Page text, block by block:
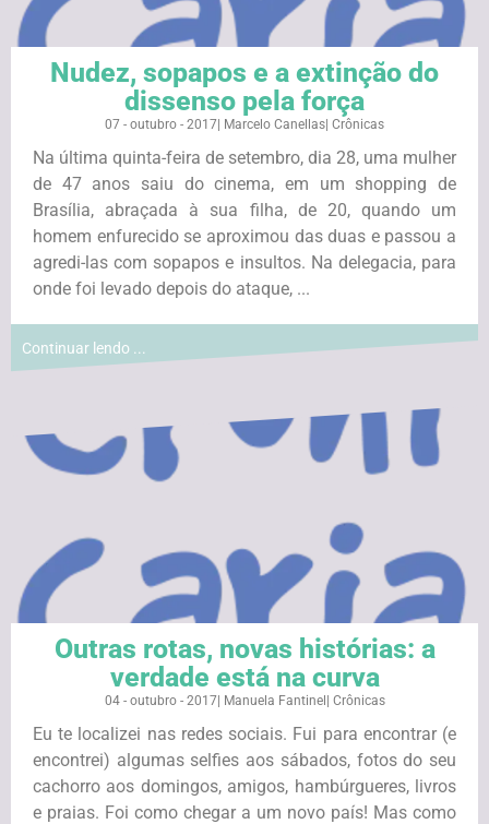
Nudez, sopapos e a extinção do
dissenso pela força
07 - outubro - 2017 Marcelo Canellas Crônicas
Na última quinta-feira de setembro, dia 28, uma mulher
de 47 anos saiu do cinema, em um shopping de
Brasília, abraçada à sua filha, de 20, quando um
homem enfurecido se aproximou das duas e passou a
agredi-las com sopapos e insultos. Na delegacia, para
onde foi levado depois do ataque, ...
Continuar lendo ...
Outras rotas, novas histórias: a
verdade está na curva
04 - outubro - 2017| Manuela Fantinel Crônicas
Eu te localizei nas redes sociais. Fui para encontrar (e
encontrei) algumas selfies aos sábados, fotos do seu
cachorro aos domingos, amigos, hambúrgueres, livros
e praias. Foi como chegar a um novo país! Mas como